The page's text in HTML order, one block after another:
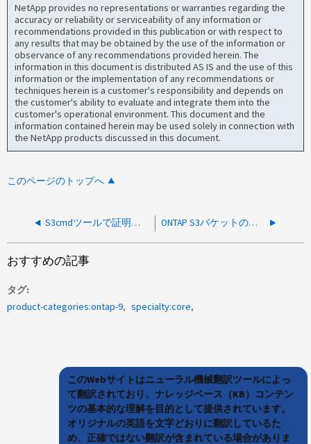
NetApp provides no representations or warranties regarding the
accuracy or reliability or serviceability of any information or
recommendations provided in this publication or with respect to
any results that may be obtained by the use of the information or
observance of any recommendations provided herein. The
information in this document is distributed AS IS and the use of this
information or the implementation of any recommendations or
techniques herein is a customer's responsibility and depends on
the customer's ability to evaluate and integrate them into the
customer's operational environment. This document and the
information contained herein may be used solely in connection with
the NetApp products discussed in this document.
このページのトップへ
S3cmdツールで証明書の検証を有効にする方法 ONTAP S3バケットの作成者を特定する方法
おすすめの記事
タグ
product-categories:ontap-9
specialty:core
このWebサイトはニューラル機械翻訳ツールによっ
て翻訳されており、ナレッジベース（KB）コンテン
ツの基本的な理解を目的として提供されています。
オリジナルの英語を文字どおりに翻訳しているた
め、正確ではない翻訳が含まれている場合がありま